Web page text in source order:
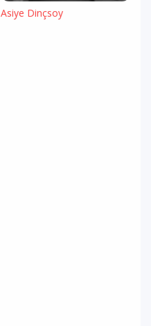
Asiye Dinçsoy